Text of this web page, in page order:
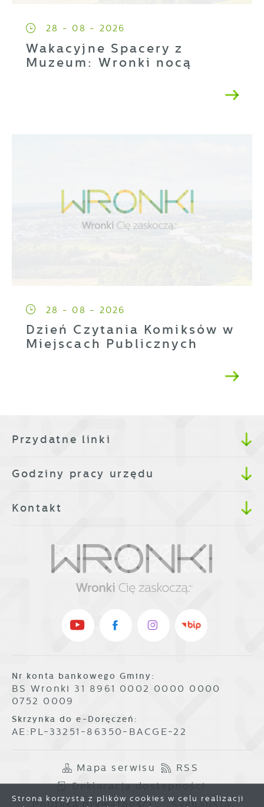
28 - 08 - 2026
Wakacyjne Spacery z
Muzeum: Wronki nocą
28 - 08 - 2026
Dzień Czytania Komiksów w
Miejscach Publicznych
Przydatne linki
Godziny pracy urzędu
Kontakt
Nr konta bankowego Gminy:
BS Wronki 31 8961 0002 0000 0000
0752 0009
Skrzynka do e-Doręczeń:
AE:PL-33251-86350-BACGE-22
Mapa serwisu
RSS
Deklaracja dostępności
Polityka prywatności
Sygnalista
Strona korzysta z plików cookies w celu realizacji